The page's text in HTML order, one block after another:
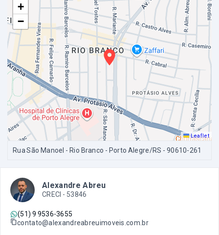
+
−
Leaflet
Rua São Manoel - Rio Branco - Porto Alegre/RS - 90610-261
Alexandre Abreu
CRECI - 53846
(51) 9 9536-3655
contato@alexandreabreuimoveis.com.br